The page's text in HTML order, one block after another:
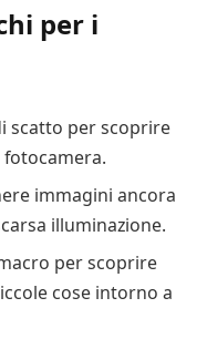
per i
scatto per scoprire
fotocamera.
immagini ancora
illuminazione.
per scoprire
cose intorno a